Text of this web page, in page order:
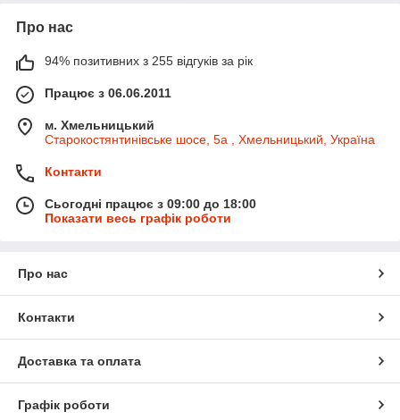
Про нас
94% позитивних з 255 відгуків за рік
Працює з 06.06.2011
м. Хмельницький
Старокостянтинівське шосе, 5а , Хмельницький, Україна
Контакти
Сьогодні працює з 09:00 до 18:00
Показати весь графік роботи
Про нас
Контакти
Доставка та оплата
Графік роботи